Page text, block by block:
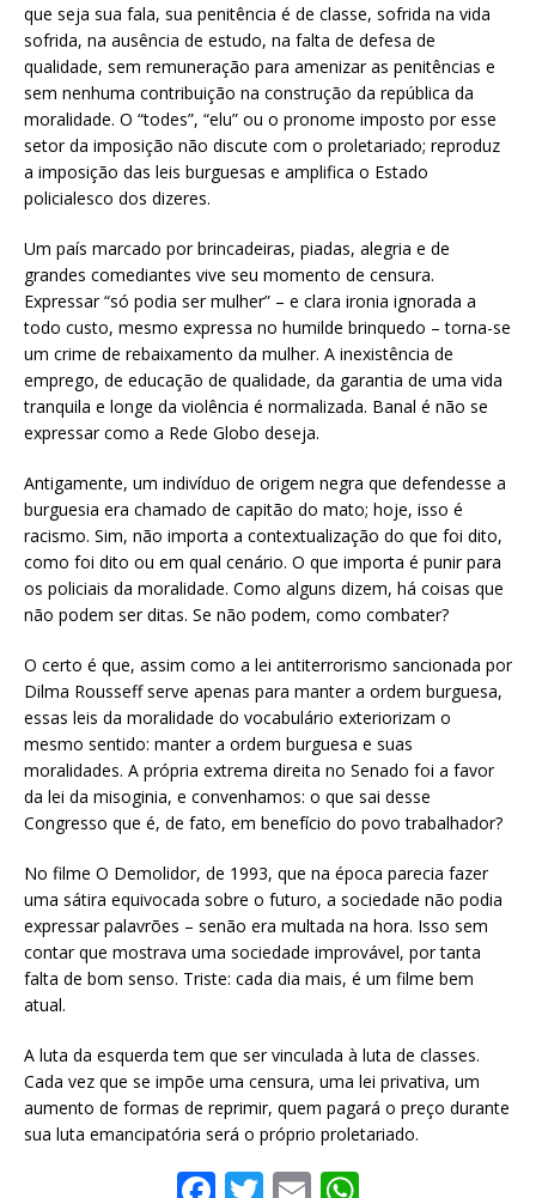
que seja sua fala, sua penitência é de classe, sofrida na vida
sofrida, na ausência de estudo, na falta de defesa de
qualidade, sem remuneração para amenizar as penitências e
sem nenhuma contribuição na construção da república da
moralidade. O “todes”, “elu” ou o pronome imposto por esse
setor da imposição não discute com o proletariado; reproduz
a imposição das leis burguesas e amplifica o Estado
policialesco dos dizeres.
Um país marcado por brincadeiras, piadas, alegria e de
grandes comediantes vive seu momento de censura.
Expressar “só podia ser mulher” – e clara ironia ignorada a
todo custo, mesmo expressa no humilde brinquedo – torna-se
um crime de rebaixamento da mulher. A inexistência de
emprego, de educação de qualidade, da garantia de uma vida
tranquila e longe da violência é normalizada. Banal é não se
expressar como a Rede Globo deseja.
Antigamente, um indivíduo de origem negra que defendesse a
burguesia era chamado de capitão do mato; hoje, isso é
racismo. Sim, não importa a contextualização do que foi dito,
como foi dito ou em qual cenário. O que importa é punir para
os policiais da moralidade. Como alguns dizem, há coisas que
não podem ser ditas. Se não podem, como combater?
O certo é que, assim como a lei antiterrorismo sancionada por
Dilma Rousseff serve apenas para manter a ordem burguesa,
essas leis da moralidade do vocabulário exteriorizam o
mesmo sentido: manter a ordem burguesa e suas
moralidades. A própria extrema direita no Senado foi a favor
da lei da misoginia, e convenhamos: o que sai desse
Congresso que é, de fato, em benefício do povo trabalhador?
No filme O Demolidor, de 1993, que na época parecia fazer
uma sátira equivocada sobre o futuro, a sociedade não podia
expressar palavrões – senão era multada na hora. Isso sem
contar que mostrava uma sociedade improvável, por tanta
falta de bom senso. Triste: cada dia mais, é um filme bem
atual.
A luta da esquerda tem que ser vinculada à luta de classes.
Cada vez que se impõe uma censura, uma lei privativa, um
aumento de formas de reprimir, quem pagará o preço durante
sua luta emancipatória será o próprio proletariado.